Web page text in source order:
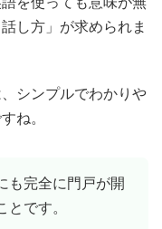
し方」が求められま
シンプルでわかりや
ね。
も完全に門戸が開
です。